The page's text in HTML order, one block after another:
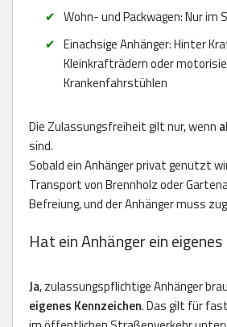
Wohn- und Packwagen: Nur im
Einachsige Anhänger: Hinter
Kleinkrafträdern oder
Krankenfahrstühlen
Die Zulassungsfreiheit gilt nur, wenn
sind.
Sobald ein Anhänger privat genutzt
Transport von Brennholz oder
Befreiung, und der Anhänger muss
Hat ein Anhänger ein eigenes
Ja, zulassungspflichtige Anhänger
eigenes Kennzeichen. Das gilt für